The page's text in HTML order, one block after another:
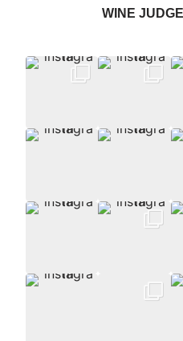
WINE JUDGE